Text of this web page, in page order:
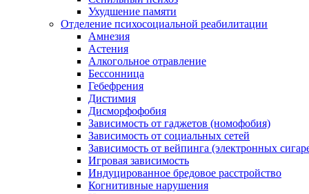
Ухудшение памяти
Отделение психосоциальной реабилитации
Амнезия
Астения
Алкогольное отравление
Бессонница
Гебефрения
Дистимия
Дисморфофобия
Зависимость от гаджетов (номофобия)
Зависимость от социальных сетей
Зависимость от вейпинга (электронных
Игровая зависимость
Индуцированное бредовое расстройство
Когнитивные нарушения